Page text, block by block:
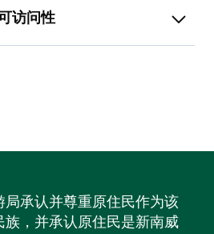
可访问性
局承认并尊重原住民作为该
族，并承认原住民是新南威